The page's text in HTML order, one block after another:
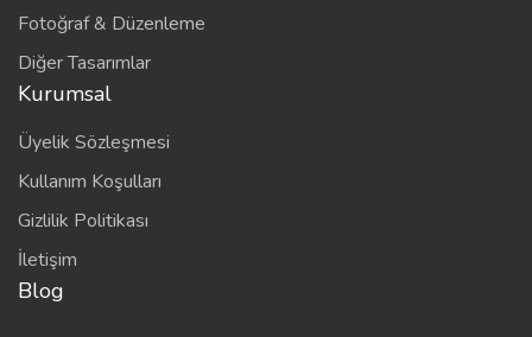
Fotoğraf & Düzenleme
Diğer Tasarımlar
Kurumsal
Üyelik Sözleşmesi
Kullanım Koşulları
Gizlilik Politikası
İletişim
Blog